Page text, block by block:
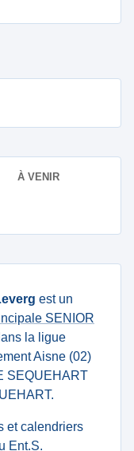
À VENIR
est un
SENIOR
la ligue
Aisne (02)
SEQUEHART
et calendriers
Ent.S.